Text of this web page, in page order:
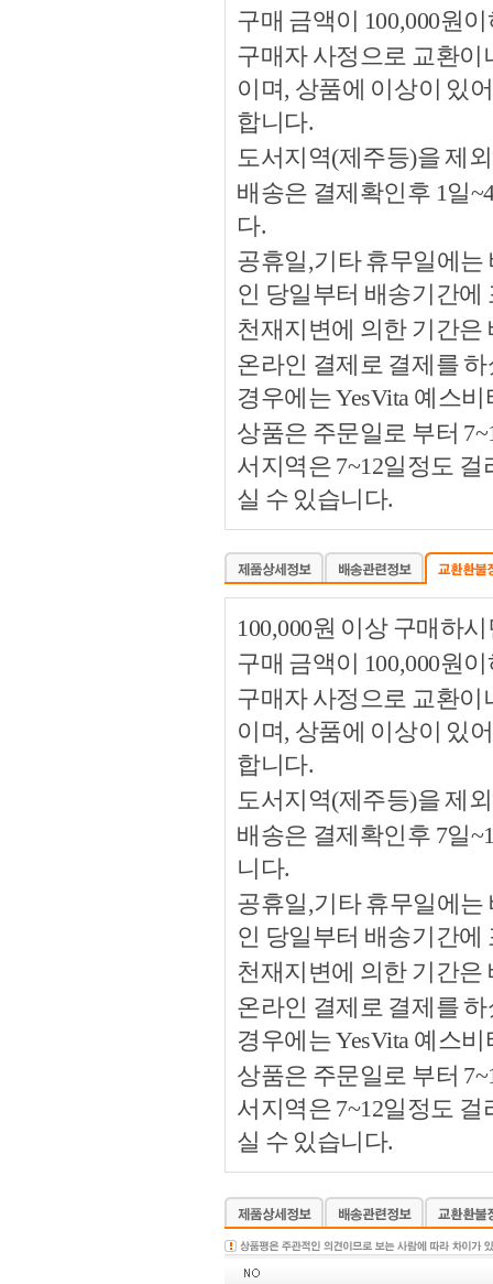
구매 금액이 100,000원
구매자 사정으로 교환이
이며, 상품에 이상이 있
합니다.
도서지역(제주등)을 제
배송은 결제확인후 1일
다.
공휴일,기타 휴무일에
인 당일부터 배송기간에
천재지변에 의한 기간
온라인 결제로 결제를
경우에는 YesVita 예스
상품은 주문일로 부터
서지역은 7~12일정도
실 수 있습니다.
100,000원 이상 구매하
구매 금액이 100,000원
구매자 사정으로 교환이
이며, 상품에 이상이 있
합니다.
도서지역(제주등)을 제
배송은 결제확인후 7일
니다.
공휴일,기타 휴무일에
인 당일부터 배송기간에
천재지변에 의한 기간
온라인 결제로 결제를
경우에는 YesVita 예스
상품은 주문일로 부터
서지역은 7~12일정도
실 수 있습니다.